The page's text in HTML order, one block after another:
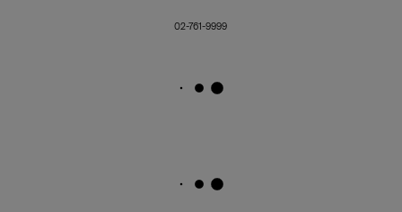
02-761-9999